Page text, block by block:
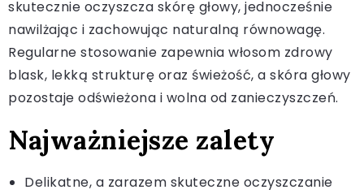
skutecznie oczyszcza skórę głowy, jednocześnie
nawilżając i zachowując naturalną równowagę.
Regularne stosowanie zapewnia włosom zdrowy
blask, lekką strukturę oraz świeżość, a skóra głowy
pozostaje odświeżona i wolna od zanieczyszczeń.
Najważniejsze zalety
Delikatne, a zarazem skuteczne oczyszczanie